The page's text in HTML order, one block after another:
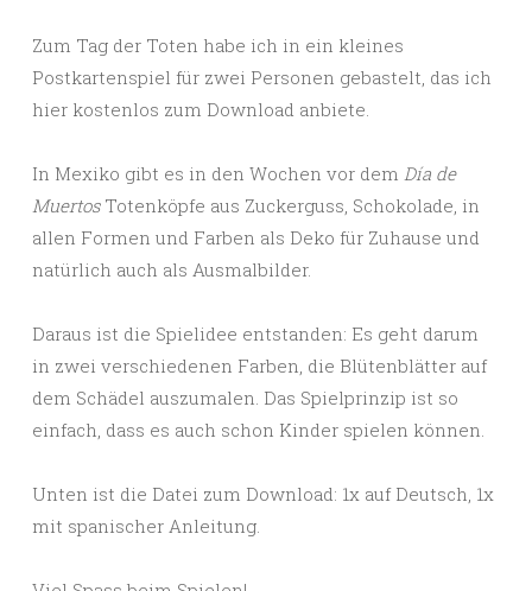
Zum Tag der Toten habe ich in ein kleines
Postkartenspiel für zwei Personen gebastelt, das ich
hier kostenlos zum Download anbiete.
In Mexiko gibt es in den Wochen vor dem Día de
MuertosTotenköpfe aus Zuckerguss, Schokolade, in
allen Formen und Farben als Deko für Zuhause und
natürlich auch als Ausmalbilder.
Daraus ist die Spielidee entstanden: Es geht darum
in zwei verschiedenen Farben, die Blütenblätter auf
dem Schädel auszumalen. Das Spielprinzip ist so
einfach, dass es auch schon Kinder spielen können.
Unten ist die Datei zum Download: 1x auf Deutsch, 1x
mit spanischer Anleitung.